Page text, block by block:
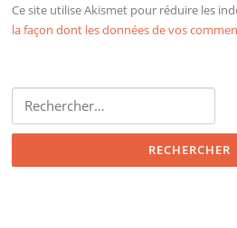
Ce site utilise Akismet pour réduire les
la façon dont les données de vos
Rechercher :